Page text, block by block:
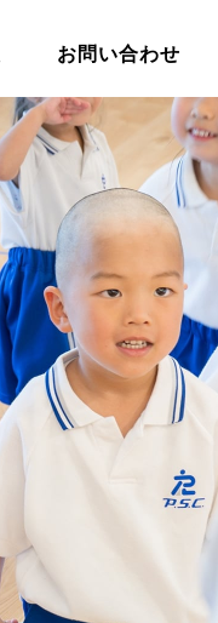
お問い合わせ